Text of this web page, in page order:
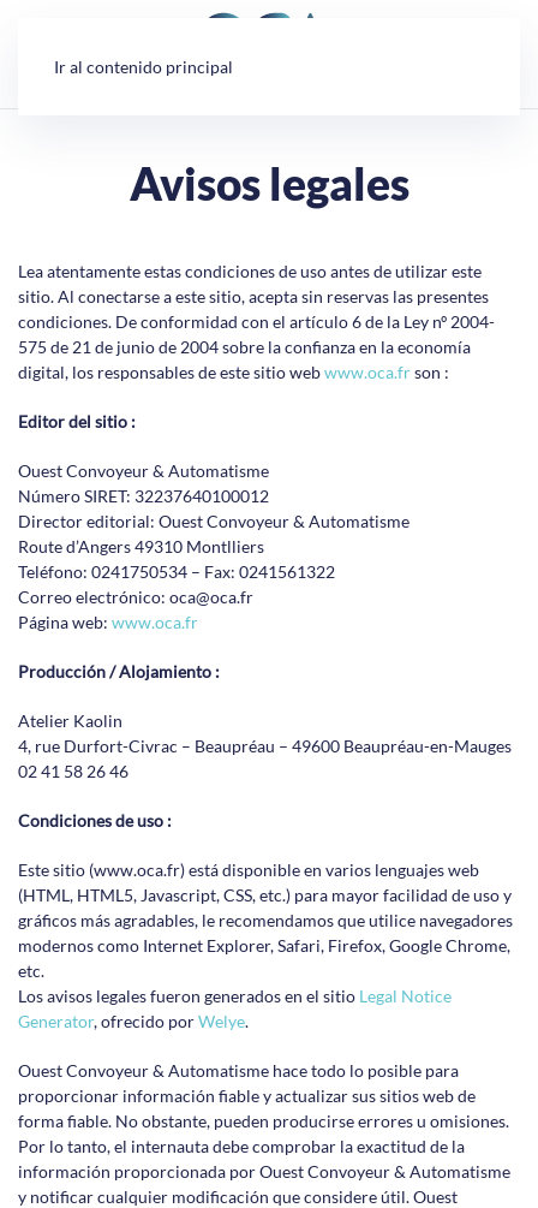
Ir al contenido principal
Avisos legales
Lea atentamente estas condiciones de uso antes de utilizar este
sitio. Al conectarse a este sitio, acepta sin reservas las presentes
condiciones. De conformidad con el artículo 6 de la Ley nº 2004-
575 de 21 de junio de 2004 sobre la confianza en la economía
digital, los responsables de este sitio webwww.oca.frson :
Editor del sitio :
Ouest Convoyeur & Automatisme
Número SIRET: 32237640100012
Director editorial: Ouest Convoyeur & Automatisme
Route d’Angers 49310 Montlliers
Teléfono: 0241750534 – Fax: 0241561322
Correo electrónico: oca@oca.fr
Página web: www.oca.fr
Producción / Alojamiento :
Atelier Kaolin
4, rue Durfort-Civrac – Beaupréau – 49600 Beaupréau-en-Mauges
02 41 58 26 46
Condiciones de uso :
Este sitio (www.oca.fr) está disponible en varios lenguajes web
(HTML, HTML5, Javascript, CSS, etc.) para mayor facilidad de uso y
gráficos más agradables, le recomendamos que utilice navegadores
modernos como Internet Explorer, Safari, Firefox, Google Chrome,
etc.
Los avisos legales fueron generados en el sitio Legal Notice
Generator, ofrecido porWelye.
Ouest Convoyeur & Automatisme hace todo lo posible para
proporcionar información fiable y actualizar sus sitios web de
forma fiable. No obstante, pueden producirse errores u omisiones.
Por lo tanto, el internauta debe comprobar la exactitud de la
información proporcionada por Ouest Convoyeur & Automatisme
y notificar cualquier modificación que considere útil. Ouest